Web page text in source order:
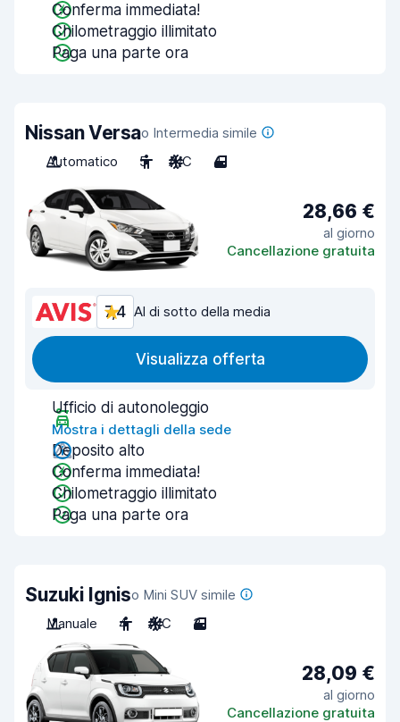
Conferma immediata!
Chilometraggio illimitato
Paga una parte ora
Nissan Versao Intermedia simile
Automatico
5 A/C 4
28,66 €
al giorno
Cancellazione gratuita
7,4 Al di sotto della media
Visualizza offerta
Ufficio di autonoleggio
Mostra i dettagli della sede
Deposito alto
Conferma immediata!
Chilometraggio illimitato
Paga una parte ora
Suzuki Igniso Mini SUV simile
Manuale
4 A/C 3
28,09 €
al giorno
Cancellazione gratuita